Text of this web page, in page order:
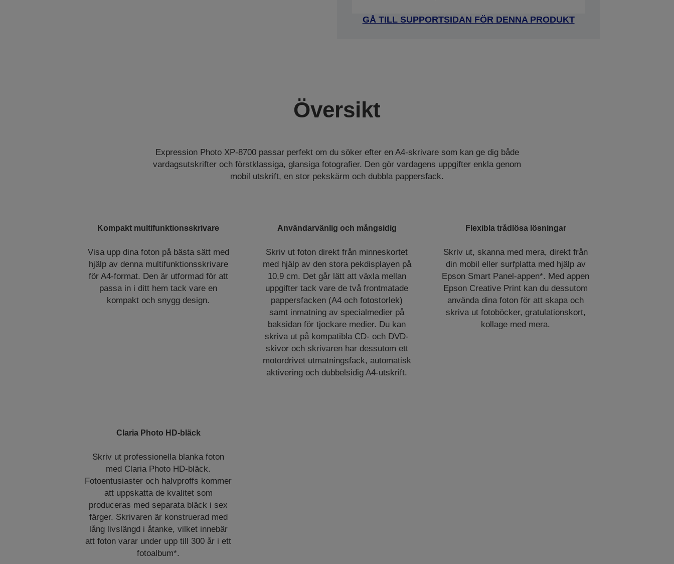
GÅ TILL SUPPORTSIDAN FÖR DENNA PRODUKT
Översikt
Expression Photo XP-8700 passar perfekt om du söker efter en A4-skrivare som kan ge dig både
vardagsutskrifter och förstklassiga, glansiga fotografier. Den gör vardagens uppgifter enkla genom
mobil utskrift, en stor pekskärm och dubbla pappersfack.
Kompakt multifunktionsskrivare
Visa upp dina foton på bästa sätt med
hjälp av denna multifunktionsskrivare
för A4-format. Den är utformad för att
passa in i ditt hem tack vare en
kompakt och snygg design.
Användarvänlig och mångsidig
Skriv ut foton direkt från minneskortet
med hjälp av den stora pekdisplayen på
10,9 cm. Det går lätt att växla mellan
uppgifter tack vare de två frontmatade
pappersfacken (A4 och fotostorlek)
samt inmatning av specialmedier på
baksidan för tjockare medier. Du kan
skriva ut på kompatibla CD- och DVD-
skivor och skrivaren har dessutom ett
motordrivet utmatningsfack, automatisk
aktivering och dubbelsidig A4-utskrift.
Flexibla trådlösa lösningar
Skriv ut, skanna med mera, direkt från
din mobil eller surfplatta med hjälp av
Epson Smart Panel-appen*. Med appen
Epson Creative Print kan du dessutom
använda dina foton för att skapa och
skriva ut fotoböcker, gratulationskort,
kollage med mera.
Claria Photo HD-bläck
Skriv ut professionella blanka foton
med Claria Photo HD-bläck.
Fotoentusiaster och halvproffs kommer
att uppskatta de kvalitet som
produceras med separata bläck i sex
färger. Skrivaren är konstruerad med
lång livslängd i åtanke, vilket innebär
att foton varar under upp till 300 år i ett
fotoalbum*.